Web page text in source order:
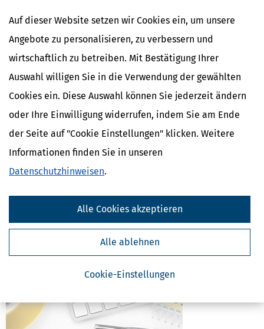
Auf dieser Website setzen wir Cookies ein, um unsere
Angebote zu personalisieren, zu verbessern und
wirtschaftlich zu betreiben. Mit Bestätigung Ihrer
Auswahl willigen Sie in die Verwendung der gewählten
Cookies ein. Diese Auswahl können Sie jederzeit ändern
oder Ihre Einwilligung widerrufen, indem Sie am Ende
der Seite auf "Cookie Einstellungen" klicken. Weitere
Informationen finden Sie in unseren
Datenschutzhinweisen.
Cookie-Einstellungen
Alle ablehnen
Alle Cookies akzeptieren